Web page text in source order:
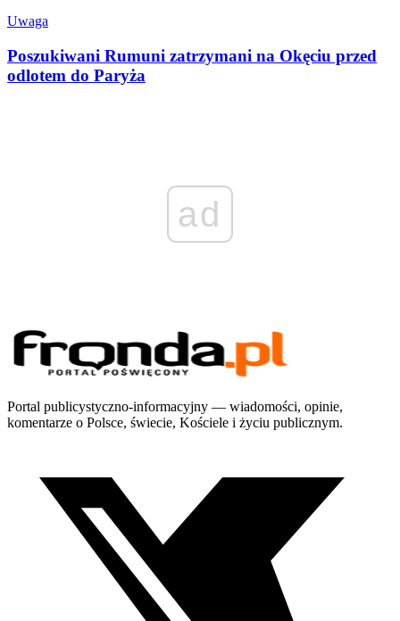
Uwaga
Poszukiwani Rumuni zatrzymani na Okęciu przed
odlotem do Paryża
ad
Portal publicystyczno-informacyjny — wiadomości, opinie,
komentarze o Polsce, świecie, Kościele i życiu publicznym.